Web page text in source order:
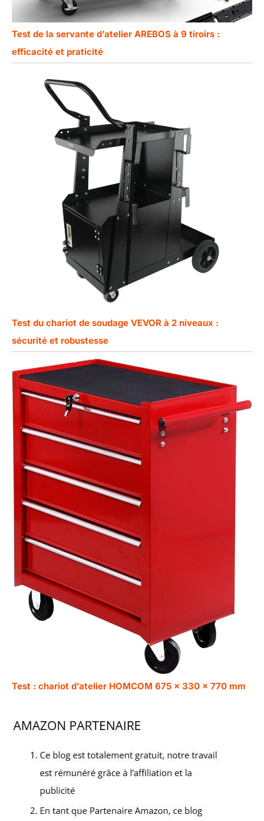
Test de la servante d’atelier AREBOS à 9 tiroirs :
efficacité et praticité
Test du chariot de soudage VEVOR à 2 niveaux :
sécurité et robustesse
Test : chariot d’atelier HOMCOM 675 x 330 x 770 mm